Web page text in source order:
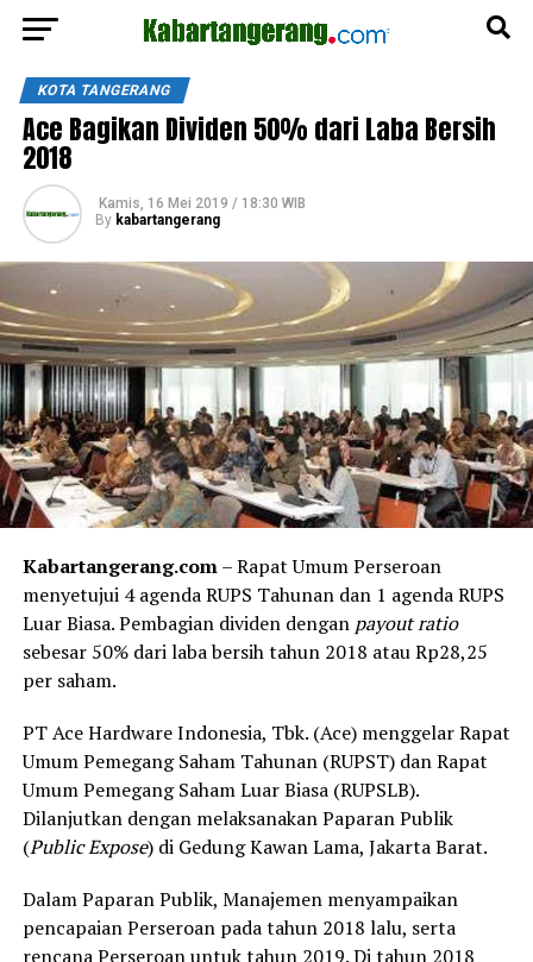
KOTA TANGERANG
Ace Bagikan Dividen 50% dari Laba Bersih
2018
Kamis, 16 Mei 2019 / 18:30 WIB
By kabartangerang
Kabartangerang.com– Rapat Umum Perseroan
menyetujui 4 agenda RUPS Tahunan dan 1 agenda RUPS
Luar Biasa. Pembagian dividen dengan payout ratio
sebesar 50% dari laba bersih tahun 2018 atau Rp28,25
per saham.
PT Ace Hardware Indonesia, Tbk. (Ace) menggelar Rapat
Umum Pemegang Saham Tahunan (RUPST) dan Rapat
Umum Pemegang Saham Luar Biasa (RUPSLB).
Dilanjutkan dengan melaksanakan Paparan Publik
(Public Expose) di Gedung Kawan Lama, Jakarta Barat.
Dalam Paparan Publik, Manajemen menyampaikan
pencapaian Perseroan pada tahun 2018 lalu, serta
rencana Perseroan untuk tahun 2019. Di tahun 2018